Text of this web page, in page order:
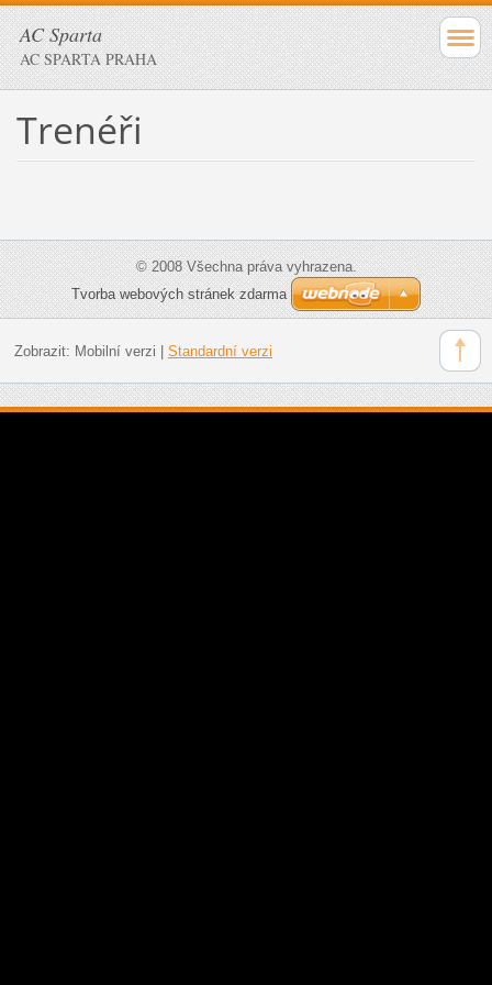
AC Sparta
AC SPARTA PRAHA
Trenéři
© 2008 Všechna práva vyhrazena.
Tvorba webových stránek zdarma
Zobrazit: Mobilní verzi Standardní verzi